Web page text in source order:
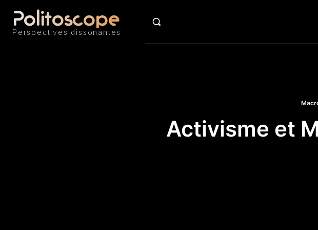
Politoscope
Perspectives dissonantes
Activisme et